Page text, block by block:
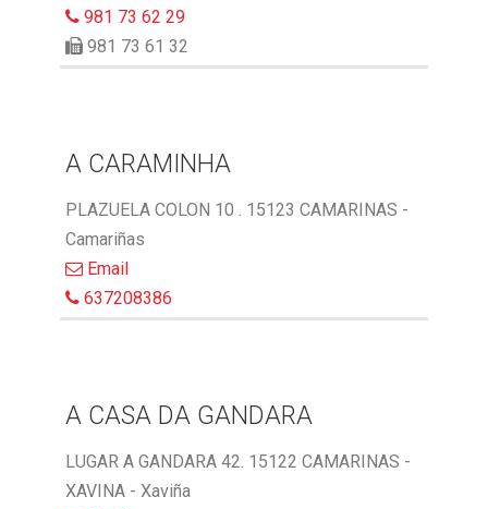
981 73 62 29
981 73 61 32
A CARAMINHA
PLAZUELA COLON 10 . 15123 CAMARINAS -
Camariñas
Email
637208386
A CASA DA GANDARA
LUGAR A GANDARA 42. 15122 CAMARINAS -
XAVINA - Xaviña